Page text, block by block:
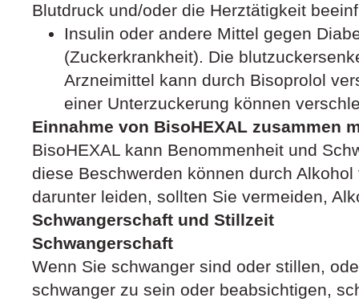
Blutdruck und/oder die Herztätigkeit
Insulin oder andere Mittel gegen
(Zuckerkrankheit). Die
Arzneimittel kann durch Bisoprolol
einer Unterzuckerung können
Einnahme von BisoHEXAL zusammen
BisoHEXAL kann Benommenheit und
diese Beschwerden können durch
darunter leiden, sollten Sie vermeiden,
Schwangerschaft und Stillzeit
Schwangerschaft
Wenn Sie schwanger sind oder stillen,
schwanger zu sein oder beabsichtigen,